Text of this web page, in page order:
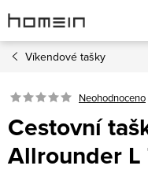
na
obsah
Víkendové tašky
Neohodnoceno
Cestovní
Allrounder